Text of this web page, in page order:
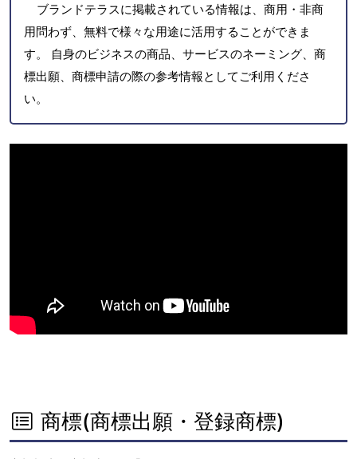
ブランドテラスに掲載されている情報は、商用・非商
用問わず、無料で様々な用途に活用することができま
す。 自身のビジネスの商品、サービスのネーミング、商
標出願、商標申請の際の参考情報としてご利用くださ
い。
商標(商標出願・登録商標)